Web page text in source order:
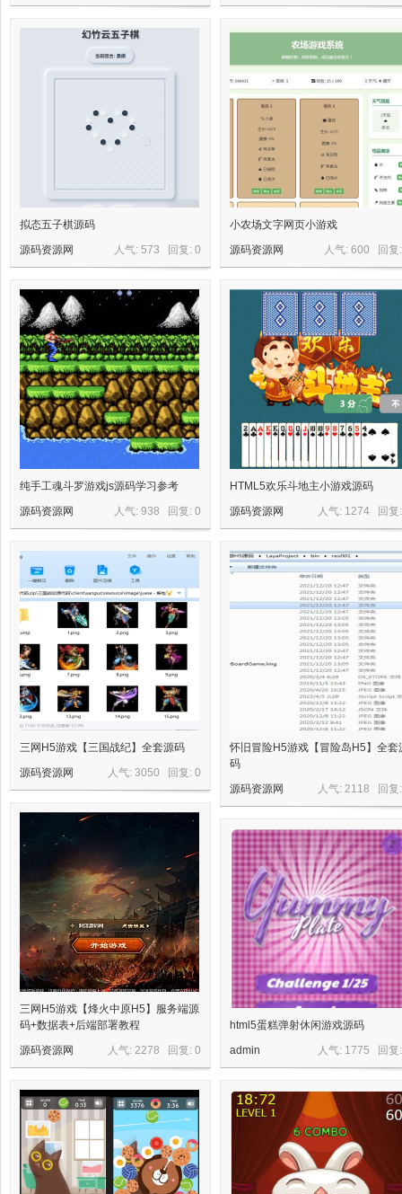
源
拟态五子棋源码
人气: 573 回复: 0
源码资源网
小农场文字网页小游戏
人气: 600 回
源码资源网
纯手工魂斗罗游戏js源码学习参考
人气: 938 回复: 0
源码资源网
HTML5欢乐斗地主小游戏源码
人气: 1274 回
源码资源网
三网H5游戏【三国战纪】全套源码
人气: 3050 回复: 0
源码资源网
怀旧冒险H5游戏【冒险岛H5】全套
码
人气: 2118 回
源码资源网
三网H5游戏【烽火中原H5】服务端源
码+数据表+后端部署教程
人气: 2278 回复: 0
源码资源网
html5蛋糕弹射休闲游戏源码
人气: 1775 回
admin